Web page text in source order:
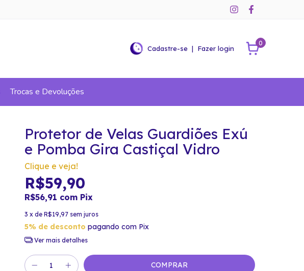
Cadastre-se | Fazer login
0
Trocas e Devoluções
Protetor de Velas Guardiões Exú
e Pomba Gira Castiçal Vidro
Clique e veja!
R$59,90
R$56,91 com Pix
3 x de R$19,97 sem juros
5% de desconto pagando com Pix
Ver mais detalhes